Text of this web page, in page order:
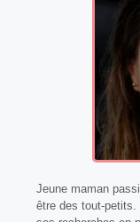
Jeune maman
être des tout-petits.